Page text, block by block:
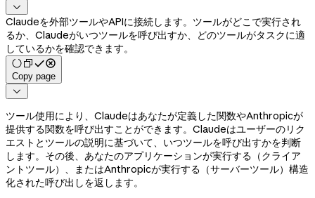

Claudeを外部ツールやAPIに接続します。ツールがどこで実行され
るか、Claudeがいつツールを呼び出すか、どのツールがタスクに適
しているかを確認できます。
Copy page

ツール使用により、Claudeはあなたが定義した関数やAnthropicが
提供する関数を呼び出すことができます。Claudeはユーザーのリク
エストとツールの説明に基づいて、いつツールを呼び出すかを判断
します。その後、あなたのアプリケーションが実行する（クライア
ントツール）、またはAnthropicが実行する（サーバーツール）構造
化された呼び出しを返します。